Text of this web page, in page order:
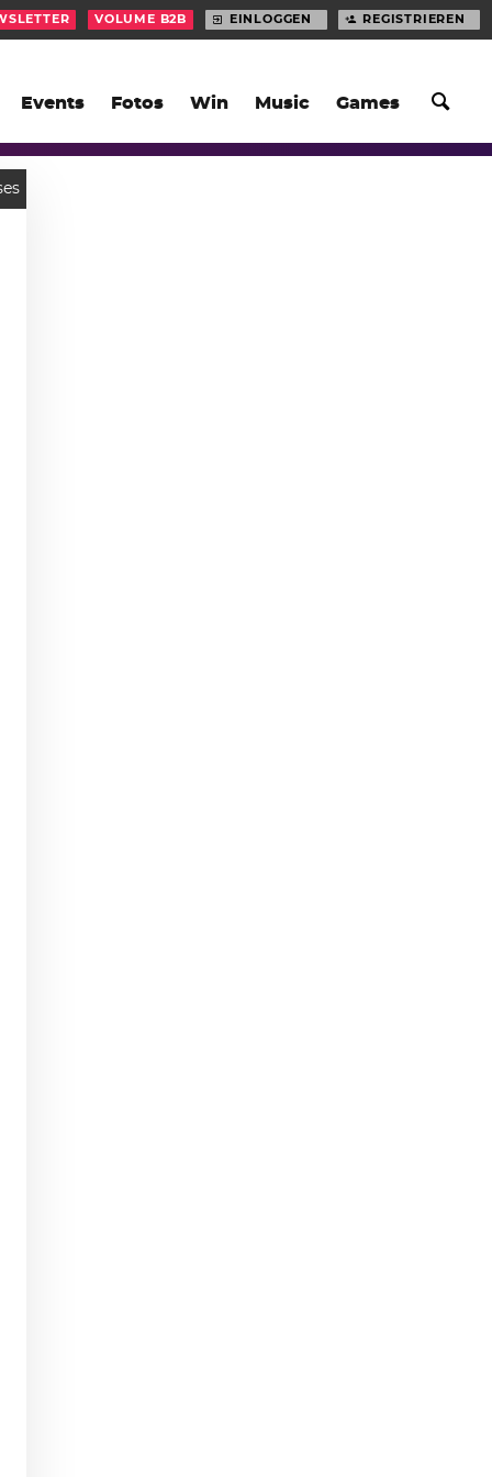
Events Fotos Win Music Games
VOLUME B2B EINLOGGEN REGISTRIEREN